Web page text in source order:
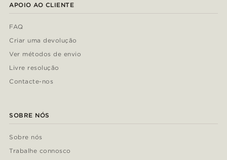
APOIO AO CLIENTE
FAQ
Criar uma devolução
Ver métodos de envio
Livre resolução
Contacte-nos
SOBRE NÓS
Sobre nós
Trabalhe connosco